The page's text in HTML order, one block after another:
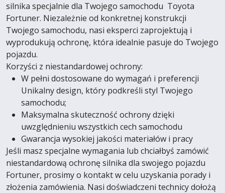
silnika specjalnie dla Twojego samochodu Toyota
Fortuner. Niezależnie od konkretnej konstrukcji
Twojego samochodu, nasi eksperci zaprojektują i
wyprodukują ochronę, która idealnie pasuje do Twojego
pojazdu.
Korzyści z niestandardowej ochrony:
W pełni dostosowane do wymagań i preferencji
Unikalny design, który podkreśli styl Twojego
samochodu;
Maksymalna skuteczność ochrony dzięki
uwzględnieniu wszystkich cech samochodu
Gwarancja wysokiej jakości materiałów i pracy
Jeśli masz specjalne wymagania lub chciałbyś zamówić
niestandardową ochronę silnika dla swojego pojazdu
Fortuner, prosimy o kontakt w celu uzyskania porady i
złożenia zamówienia. Nasi doświadczeni technicy dołożą